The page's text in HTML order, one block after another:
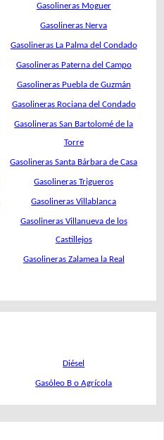
Gasolineras Moguer
Gasolineras Nerva
Gasolineras La Palma del Condado
Gasolineras Paterna del Campo
Gasolineras Puebla de Guzmán
Gasolineras Rociana del Condado
Gasolineras San Bartolomé de la
Torre
Gasolineras Santa Bárbara de Casa
Gasolineras Trigueros
Gasolineras Villablanca
Gasolineras Villanueva de los
Castillejos
Gasolineras Zalamea la Real
Diésel
Gasóleo B o Agrícola